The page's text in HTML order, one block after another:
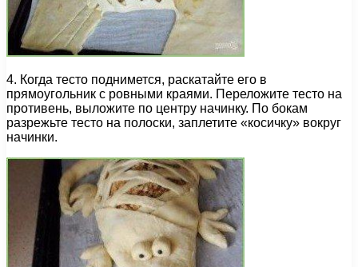
4. Когда тесто поднимется, раскатайте его в
прямоугольник с ровными краями. Переложите тесто на
противень, выложите по центру начинку. По бокам
разрежьте тесто на полоски, заплетите «косичку» вокруг
начинки.